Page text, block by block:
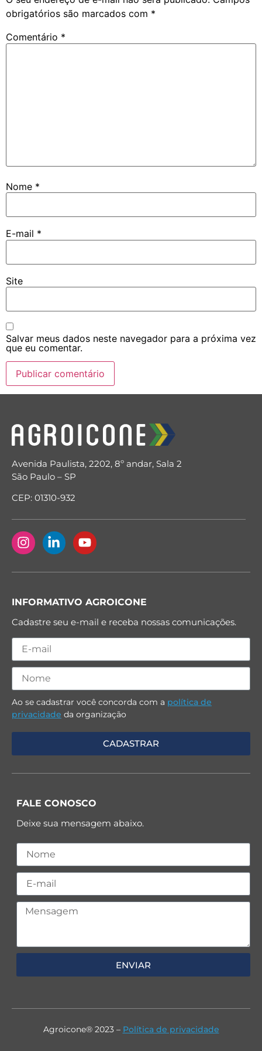
obrigatórios são marcados com *
Comentário *
Nome *
E-mail *
Site
Salvar meus dados neste navegador para a próxima vez
que eu comentar.
Avenida Paulista, 2202, 8º andar, Sala 2
São Paulo – SP
CEP: 01310-932
INFORMATIVO AGROICONE
Cadastre seu e-mail e receba nossas comunicações.
Ao se cadastrar você concorda com a política de
privacidade da organização
FALE CONOSCO
Deixe sua mensagem abaixo.
ENVIAR
Agroicone® 2023 – Política de privacidade